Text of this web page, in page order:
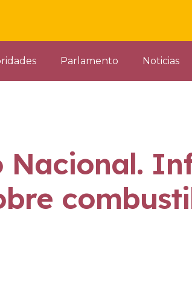
Parlamento Noticias
Nacional.